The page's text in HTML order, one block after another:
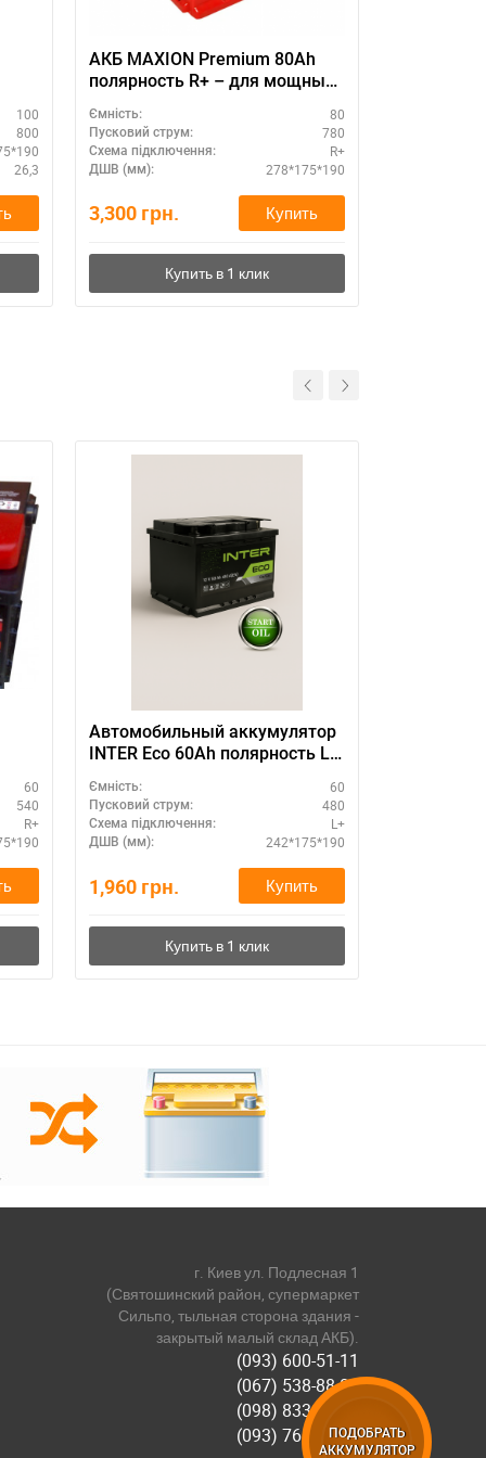
100
800
26,3
АКБ MAXION Premium 80Ah
полярность R+ – для мощных
Ємність: 80
Пусковий струм: 780
Схема підключення: R+
ДШВ (мм): 278*175*190
3,300 грн. Купить
60
540
R+
Автомобильный аккумулятор
INTER Eco 60Ah полярность L+
- купить в Украине
Ємність: 60
Пусковий струм: 480
Схема підключення: L+
ДШВ (мм): 242*175*190
1,960 грн. Купить
г. Киев ул. Подлесная 1
(Святошинский район, супермаркет
Сильпо, тыльная сторона здания -
закрытый малый склад АКБ).
(093) 600-51-11
(067) 538-88-81
(098) 833-44-55
(093) 768-11-61ПОДОБРАТЬ
АККУМУЛЯТОР